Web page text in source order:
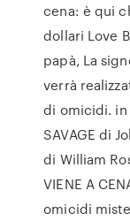
cena: è qui
dollari Love
papà, La
verrà
di omicidi. in
SAVAGE di
di William
VIENE A
omicidi